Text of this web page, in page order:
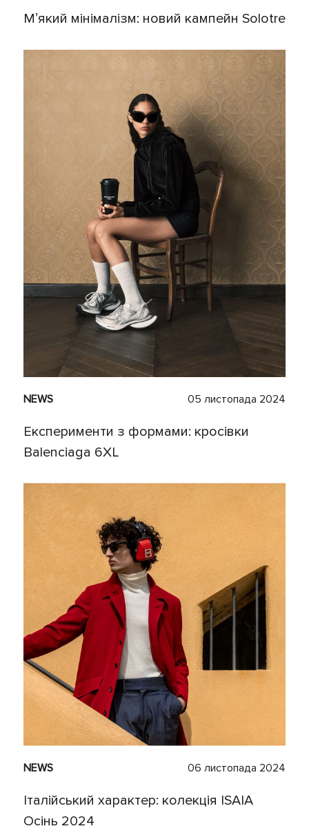
Мʼякий мінімалізм: новий кампейн Solotre
NEWS 05 листопада 2024
Експерименти з формами: кросівки
Balenciaga 6XL
NEWS 06 листопада 2024
Італійський характер: колекція ІSAIA
Осінь 2024